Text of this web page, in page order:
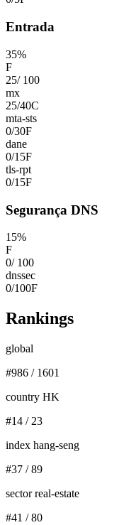
Entrada
35%
F
25/ 100
mx
25/40C
mta-sts
0/30F
dane
0/15F
tls-rpt
0/15F
Segurança DNS
15%
F
0/ 100
dnssec
0/100F
Rankings
global
#986 / 1601
country HK
#14 / 23
index hang-seng
#37 /89
sector real-estate
#41 /80